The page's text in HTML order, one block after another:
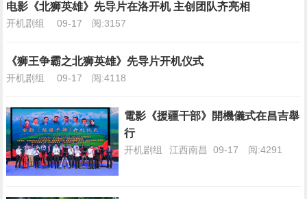
电影《北狮英雄》先导片在洛开机 主创团队齐亮相
开机剧组 09-17 阅:3157
《狮王争霸之北狮英雄》先导片开机仪式
开机剧组 09-17 阅:4118
電影《援疆干部》開機儀式在昌吉舉
行
开机剧组 江西南昌09-17 阅:4291